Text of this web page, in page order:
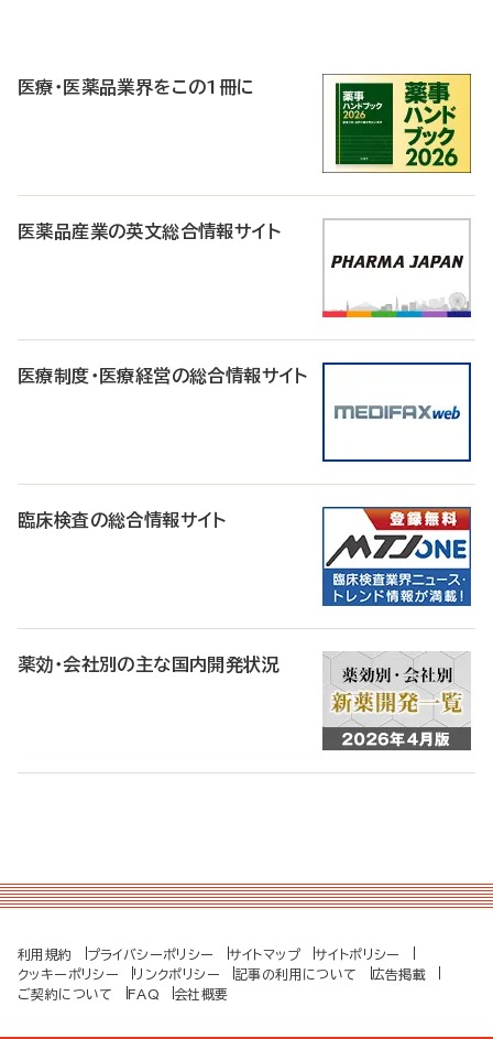
医療・医薬品業界をこの1冊に
医薬品産業の英文総合情報サイト
医療制度・医療経営の総合情報サイト
臨床検査の総合情報サイト
薬効・会社別の主な国内開発状況
利用規約 プライバシーポリシー サイトマップ
サイトポリシー
クッキーポリシー
リンクポリシー 記事の利用について
広告掲載
ご契約について
FAQ 会社概要